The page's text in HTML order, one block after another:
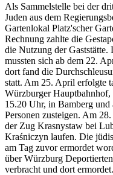
Als Sammelstelle bei der
Juden aus dem
Gartenlokal Platz'scher
Rechnung zahlte die
die Nutzung der Gaststätte.
mussten sich ab dem 22.
dort fand die
statt. Am 25. April erfolgte
Würzburger
15.20 Uhr, in Bamberg und
Personen zusteigen. Am
der Zug Krasnystaw bei
Kraśniczyn laufen. Die
am Tag zuvor ermordet
über Würzburg
verbracht und dort ermordet.